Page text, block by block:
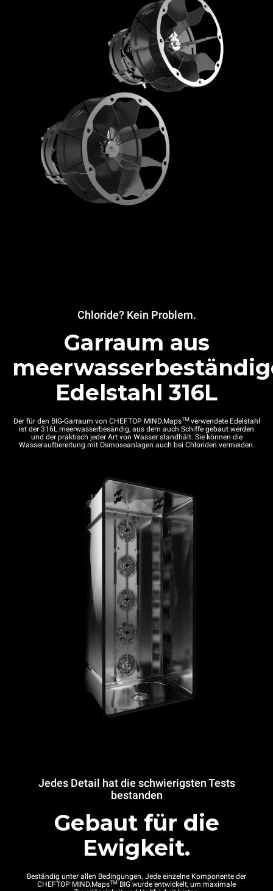
Chloride? Kein Problem.
Garraum aus
Edelstahl 316L
Der für den BIG-Garraum von CHEFTOP MIND.MapsTM verwendete Edelstahl
ist der 316L meerwasserbesändig, aus dem auch Schiffe gebaut werden
und der praktisch jeder Art von Wasser standhält. Sie können die
Wasseraufbereitung mit Osmoseanlagen auch bei Chloriden vermeiden.
Jedes Detail hat die schwierigsten Tests
bestanden
Gebaut für die
Ewigkeit.
Beständig unter allen Bedingungen. Jede einzelne Komponente der
CHEFTOP MIND.MapsTM BIG wurde entwickelt, um maximale